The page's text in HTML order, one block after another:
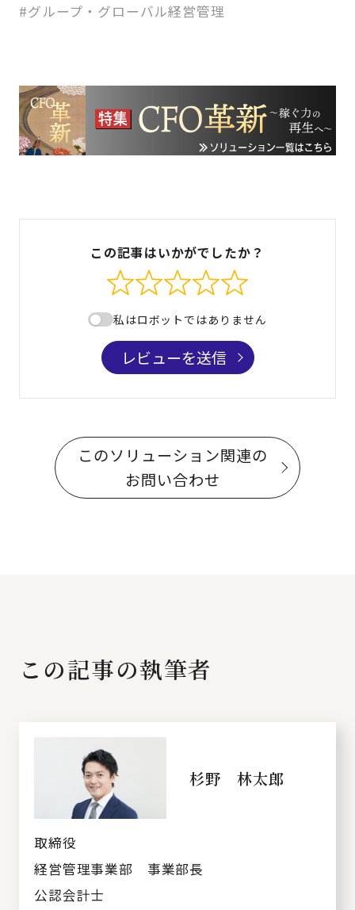
#グループ・グローバル経営管理
この記事はいかがでしたか？
私はロボットではありません
レビューを送信
このソリューション関連の
お問い合わせ
この記事の執筆者
杉野 林太郎
取締役
経営管理事業部 事業部長
公認会計士